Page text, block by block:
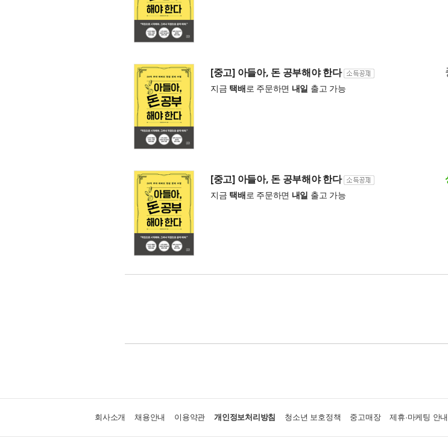
[중고] 아들아, 돈 공부해야 한다
지금 택배로 주문하면 내일 출고 가능
[중고] 아들아, 돈 공부해야 한다
지금 택배로 주문하면 내일 출고 가능
회사소개 채용안내 이용약관 개인정보처리방침 청소년 보호정책 중고매장 제휴·마케팅 안내